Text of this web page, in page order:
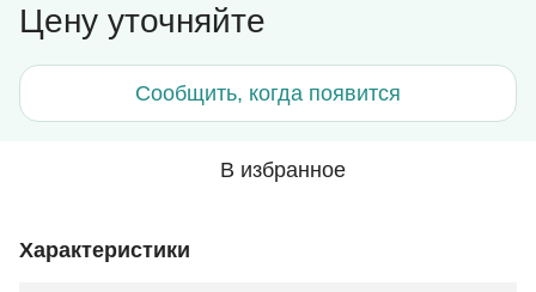
Цену уточняйте
Сообщить, когда появится
В избранное
Характеристики